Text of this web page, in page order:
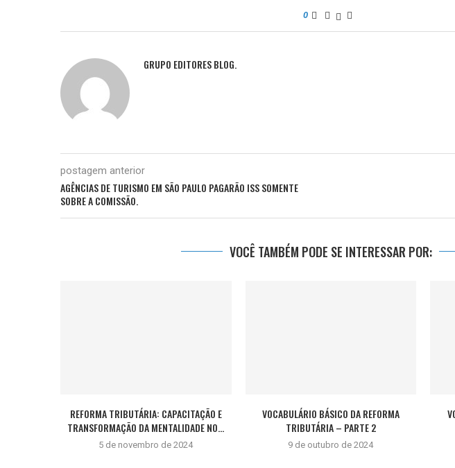
0
GRUPO EDITORES BLOG.
postagem anterior
AGÊNCIAS DE TURISMO EM SÃO PAULO PAGARÃO ISS SOMENTE
SOBRE A COMISSÃO.
VOCÊ TAMBÉM PODE SE INTERESSAR POR:
REFORMA TRIBUTÁRIA: CAPACITAÇÃO E
TRANSFORMAÇÃO DA MENTALIDADE NO...
5 de novembro de 2024
VOCABULÁRIO BÁSICO DA REFORMA
TRIBUTÁRIA – PARTE 2
9 de outubro de 2024